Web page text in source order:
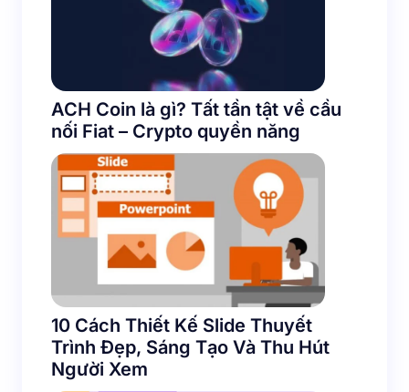
ACH Coin là gì? Tất tần tật về cầu
nối Fiat – Crypto quyền năng
10 Cách Thiết Kế Slide Thuyết
Trình Đẹp, Sáng Tạo Và Thu Hút
Người Xem